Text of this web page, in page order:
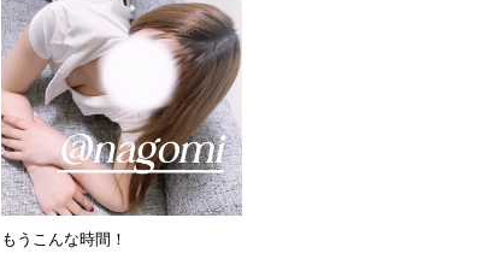
もうこんな時間！